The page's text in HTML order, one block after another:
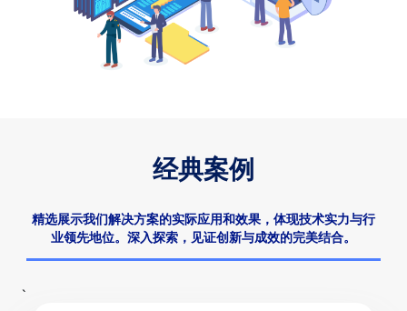
经典案例
精选展示我们解决方案的实际应用和效果，体现技术实力与行
业领先地位。深入探索，见证创新与成效的完美结合。
`